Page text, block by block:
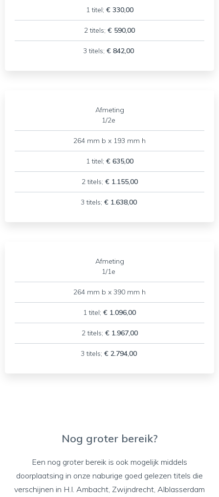
1 titel; € 330,00
2 titels; € 590,00
3 titels; € 842,00
Afmeting
1/2e
264 mm b x 193 mm h
1 titel; € 635,00
2 titels; € 1.155,00
3 titels; € 1.638,00
Afmeting
1/1e
264 mm b x 390 mm h
1 titel; € 1.096,00
2 titels; € 1.967,00
3 titels; € 2.794,00
Nog groter bereik?
Een nog groter bereik is ook mogelijk middels
doorplaatsing in onze naburige goed gelezen titels die
verschijnen in H.I. Ambacht, Zwijndrecht, Alblasserdam